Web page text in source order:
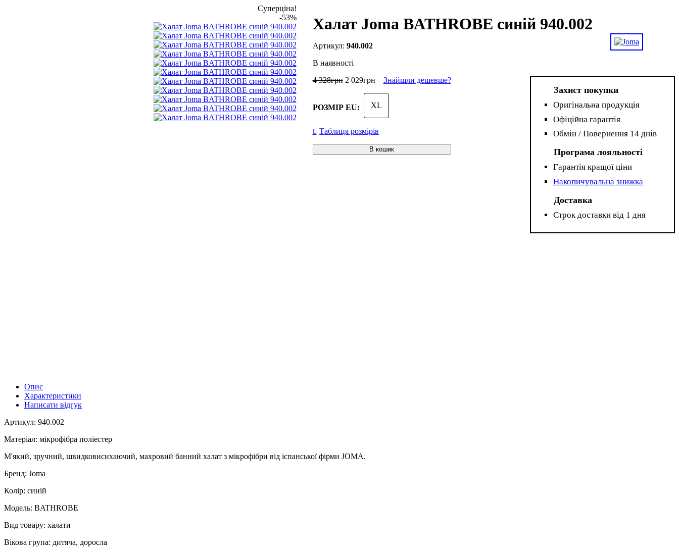
Суперціна!
-53%
Халат Joma BATHROBE синій 940.002
940.002
В наявності
4 328грн 2 029грн Знайшли дешевше?
РОЗМІР EU: XL
Таблиця розмірів
В кошик
Захист покупки
Оригінальна продукція
Офіційна гарантія
Обмін / Повернення 14 днів
Програма лояльності
Гарантія кращої ціни
Накопичувальна знижка
Доставка
Строк доставки від 1 дня
Опис
Характеристики
Написати відгук
Артикул: 940.002
Матеріал: мікрофібра поліестер
М'який, зручний, швидковисихаючий, махровий банний халат з мікрофібри від іспанської фірми JOMA.
Бренд: Joma
Колір: синій
Модель: BATHROBE
Вид товару: халати
Вікова група: дитяча, доросла